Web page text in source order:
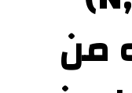
من